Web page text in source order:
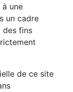
une
un cadre
des fins
de ce site